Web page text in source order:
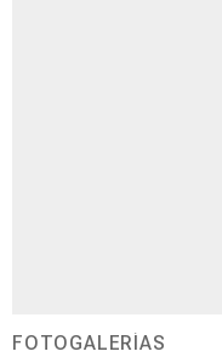
FOTOGALERÍAS